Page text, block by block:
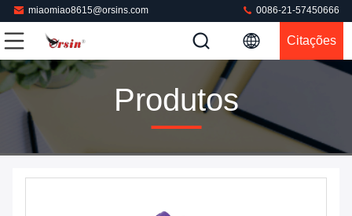
miaomiao8615@orsins.com 0086-21-57450666
Citações
Produtos